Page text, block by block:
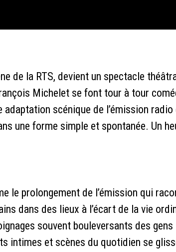
de la RTS, devient un spectacle
Michelet se font tour à tour
scénique de l’émission radio
une forme simple et spontanée. Un
le prolongement de l’émission qui
dans des lieux à l’écart de la vie
souvent bouleversants des gens
intimes et scènes du quotidien se